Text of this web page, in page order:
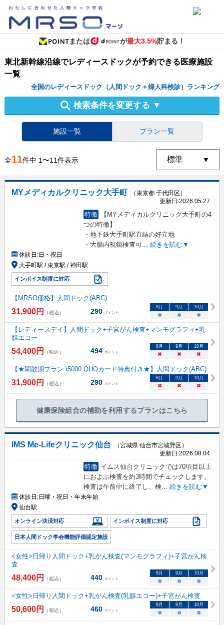
または が最大3.5%貯まる！
東北新幹線沿線でレディースドックが予約できる医療施設
一覧
全国のレディースドック（人間ドック＋婦人科検診）ランキング
検索条件を変更する ▼
施設一覧 プラン一覧
全11件中 1〜11件表示
MYメディカルクリニック大手町
（東京都 千代田区）
更新日:2026.05.27
特徴
【MYメディカルクリニック大手町の4
つの特徴】
・地下鉄大手町駅直結の好立地
・大腸内視鏡検査可... 続きを読む▼
休診日:日・祝日
大手町駅 / 東京駅 / 神田駅
インボイス制度に対応
【MRSO価格】人間ドック(ABC)
31,900円 （税込） 290 ポイント
8月 9月 10月
○ ○ ○
【レディースデイ】人間ドック+子宮がん検査+マンモグラフィ+乳
腺エコー
54,400円 （税込） 494 ポイント
8月 9月 10月
× × ×
【★閑散期プラン \5000 QUOカード特典付き★】人間ドック(ABC)
31,900円 （税込） 290 ポイント
8月 9月 10月
× × ×
健康保険組合の補助を利用するプランはこちら
IMS Me-Lifeクリニック仙台
（宮城県 仙台市宮城野区）
更新日:2026.08.04
特徴 イムス仙台クリニックでは70項目以上
におよぶ検査を約3時間でチェックします。
検査は午前中に終了し、検... 続きを読む▼
休診日:日曜・祝日・年末年始
仙台駅
オンライン決済対応 インボイス制度に対応
日本人間ドック学会機能評価認定施設
<女性>日帰り人間ドック+乳がん検査(マンモグラフィ)+子宮がん検
査
48,400円 （税込） 440 ポイント
8月 9月 10月
○ ○ ○
<女性>日帰り人間ドック+乳がん検査(乳腺エコー)+子宮がん検査
50,600円 （税込） 460 ポイント
8月 9月 10月
○ ○ ○